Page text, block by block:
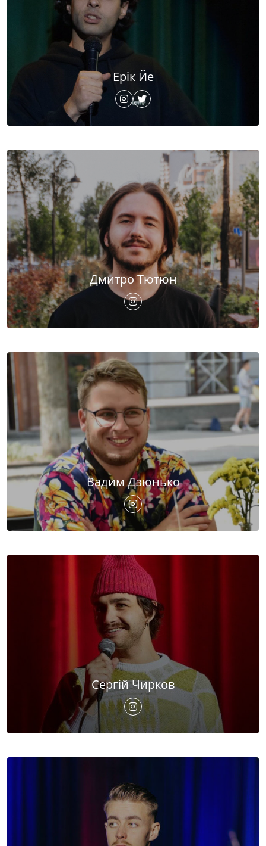
Ерік Йе
Дмитро Тютюн
Вадим Дзюнько
Сергій Чирков